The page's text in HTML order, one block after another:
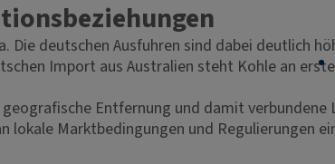
deutschen Ausfuhren sind dabei deutlich
Import aus Australien steht Kohle an
Entfernung und damit
Marktbedingungen und Regulierungen